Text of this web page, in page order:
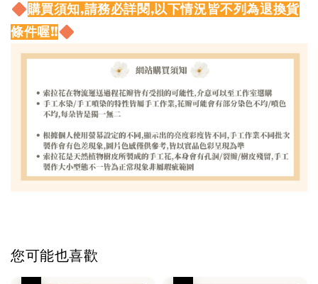
購買須知,請務必詳閱,以下情況皆不列為退換貨
條件喔!!
您可能也喜歡